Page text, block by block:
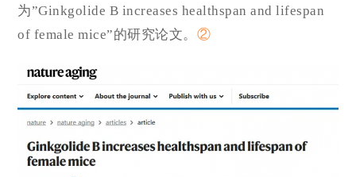
为”Ginkgolide B increases healthspan and lifespan
of female mice”的研究论文。 ②